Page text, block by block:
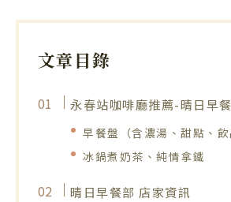
文章目錄
永春站咖啡廳推薦-晴日早
早餐盤（含濃湯、甜點、飲
冰鍋煮奶茶、純情拿鐵
晴日早餐部 店家資訊